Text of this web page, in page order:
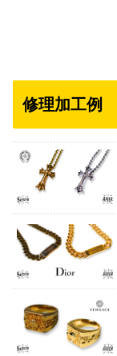
修理加工例